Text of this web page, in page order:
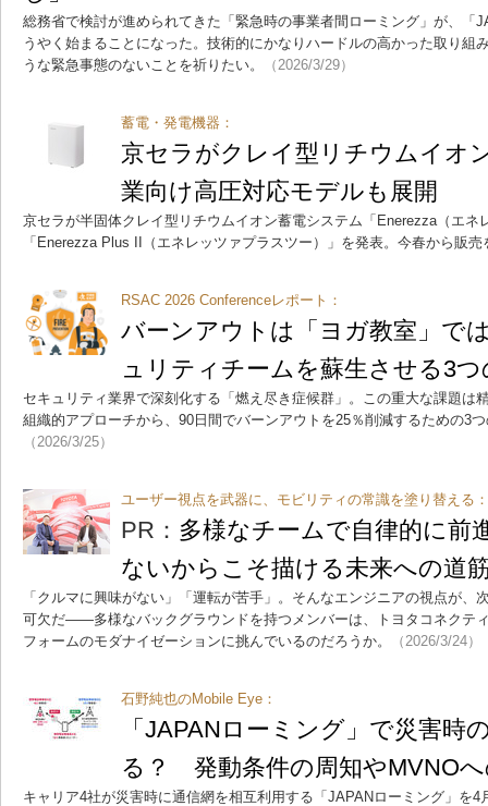
総務省で検討が進められてきた「緊急時の事業者間ローミング」が、「
うやく始まることになった。技術的にかなりハードルの高かった取り組
うな緊急事態のないことを祈りたい。
（2026/3/29）
蓄電・発電機器：
京セラがクレイ型リチウムイオ
業向け高圧対応モデルも展開
京セラが半固体クレイ型リチウムイオン蓄電システム「Enerezza（エネ
「Enerezza Plus II（エネレッツァプラスツー）」を発表。今春から販売
RSAC 2026 Conferenceレポート：
バーンアウトは「ヨガ教室」で
ュリティチームを蘇生させる3
セキュリティ業界で深刻化する「燃え尽き症候群」。この重大な課題は
組織的アプローチから、90日間でバーンアウトを25％削減するための3
（2026/3/25）
ユーザー視点を武器に、モビリティの常識を塗り替える：
PR： 多様なチームで自律的に
ないからこそ描ける未来への道
「クルマに興味がない」「運転が苦手」。そんなエンジニアの視点が、
可欠だ――多様なバックグラウンドを持つメンバーは、トヨタコネクテ
フォームのモダナイゼーションに挑んでいるのだろうか。
（2026/3/24）
石野純也のMobile Eye：
「JAPANローミング」で災害時
る？ 発動条件の周知やMVNO
キャリア4社が災害時に通信網を相互利用する「JAPANローミング」を